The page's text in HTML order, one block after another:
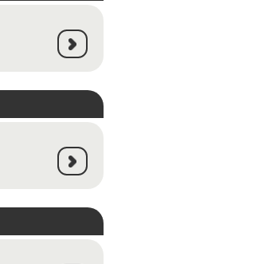
LANÇAMENTO
LANÇAMENTO